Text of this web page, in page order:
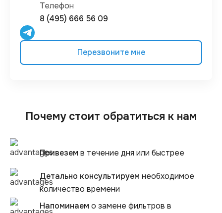
Телефон
8 (495) 666 56 09
Перезвоните мне
Почему стоит обратиться к нам
Привезем в течение дня или быстрее
Детально консультируем необходимое
количество времени
Напоминаем о замене фильтров в